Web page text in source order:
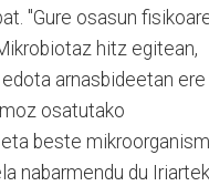
"Gure osasun
hitz egitean,
arnasbideetan ere
osatutako
beste
nabarmendu du